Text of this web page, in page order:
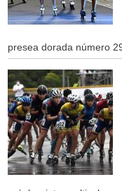
presea dorada número